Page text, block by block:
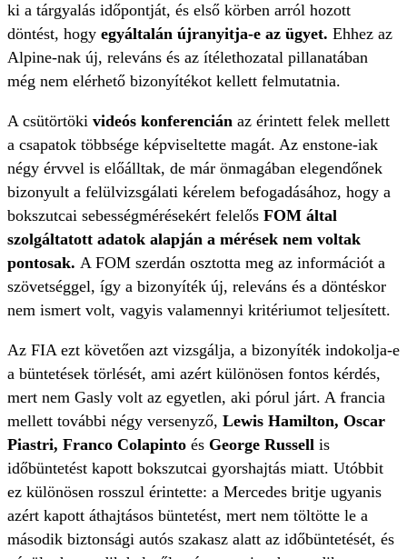
ki a tárgyalás időpontját, és első körben arról hozott
döntést, hogy egyáltalán újranyitja-e az ügyet. Ehhez az
Alpine-nak új, releváns és az ítélethozatal pillanatában
még nem elérhető bizonyítékot kellett felmutatnia.
A csütörtöki videós konferencián az érintett felek mellett
a csapatok többsége képviseltette magát. Az enstone-iak
négy érvvel is előálltak, de már önmagában elegendőnek
bizonyult a felülvizsgálati kérelem befogadásához, hogy a
bokszutcai sebességmérésekért felelős FOM által
szolgáltatott adatok alapján a mérések nem voltak
pontosak. A FOM szerdán osztotta meg az információt a
szövetséggel, így a bizonyíték új, releváns és a döntéskor
nem ismert volt, vagyis valamennyi kritériumot teljesített.
Az FIA ezt követően azt vizsgálja, a bizonyíték indokolja-e
a büntetések törlését, ami azért különösen fontos kérdés,
mert nem Gasly volt az egyetlen, aki pórul járt. A francia
mellett további négy versenyző, Lewis Hamilton, Oscar
Piastri, Franco Colapinto és George Russell is
időbüntetést kapott bokszutcai gyorshajtás miatt. Utóbbit
ez különösen rosszul érintette: a Mercedes britje ugyanis
azért kapott áthajtásos büntetést, mert nem töltötte le a
második biztonsági autós szakasz alatt az időbüntetését, és